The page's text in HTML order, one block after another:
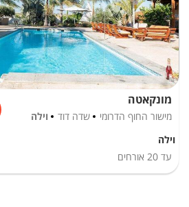
מונקאטה
מישור החוף הדרומי שדה דוד וילה
וילה
עד 20 אורחים